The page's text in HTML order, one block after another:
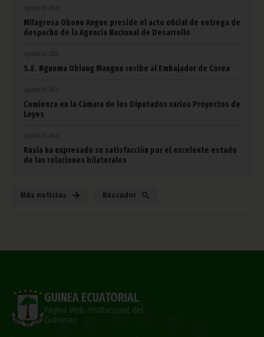
agosto 07, 2026
Milagrosa Obono Angue preside el acto oficial de entrega de
despacho de la Agencia Nacional de Desarrollo
agosto 07, 2026
S.E. Nguema Obiang Mangue recibe al Embajador de Corea
agosto 07, 2026
Comienza en la Cámara de los Diputados varios Proyectos de
Leyes
agosto 07, 2026
Rusia ha expresado su satisfacción por el excelente estado
de las relaciones bilaterales
Más noticias Búscador
GUINEA ECUATORIAL
Página Web Institucional del
Gobierno